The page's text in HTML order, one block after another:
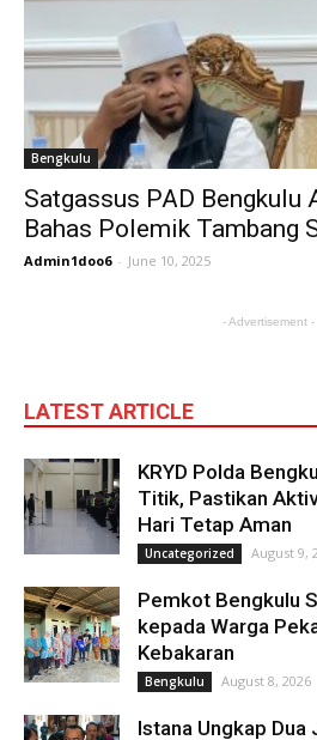
Bengkulu
Satgassus PAD Bengkulu
Bahas Polemik Tambang
Admin1doo6 - June 10, 2025
- Advertisement -
LATEST ARTICLE
KRYD Polda
Titik, Pastikan
Hari Tetap Aman
Uncategorized August 9,
Pemkot Bengkulu
kepada Warga
Kebakaran
Bengkulu August 8, 2026
Istana Ungkap